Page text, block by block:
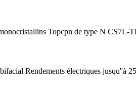
Topcpn de type N CS7L-
Rendements électriques jusqu''à